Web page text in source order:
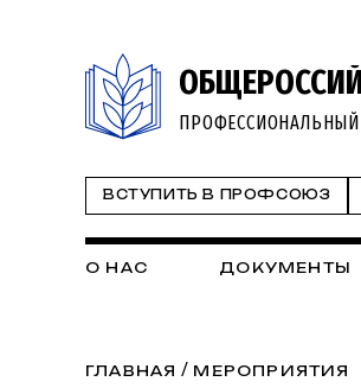
ВСТУПИТЬ В ПРОФСОЮЗ
О НАС ДОКУМЕНТЫ
ГЛАВНАЯ / МЕРОПРИЯТИЯ